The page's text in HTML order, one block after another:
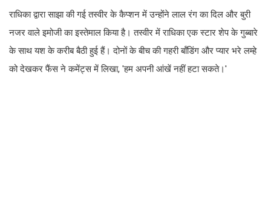
राधिका द्वारा साझा की गई तस्वीर के कैप्शन में उन्होंने लाल रंग का दिल और बुरी
नजर वाले इमोजी का इस्तेमाल किया है। तस्वीर में राधिका एक स्टार शेप के गुब्बारे
के साथ यश के करीब बैठी हुई हैं। दोनों के बीच की गहरी बॉंडिंग और प्यार भरे लम्हे
को देखकर फैंस ने कमेंट्स में लिखा, 'हम अपनी आंखें नहीं हटा सकते।'